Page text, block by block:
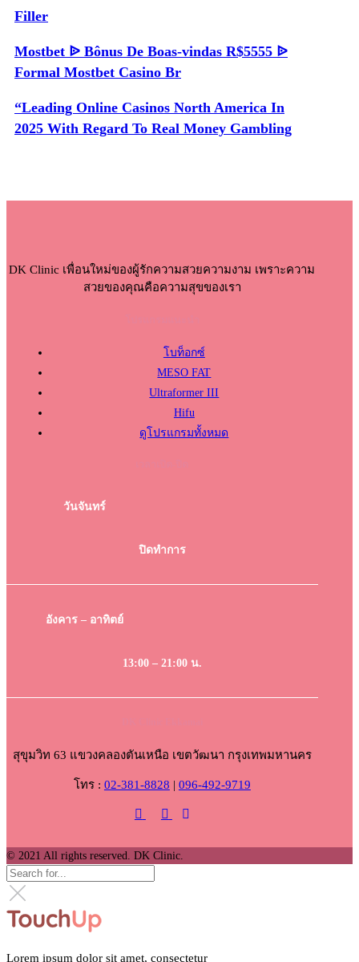
Filler
Mostbet ᐉ Bônus De Boas-vindas R$5555 ᐉ
Formal Mostbet Casino Br
“Leading Online Casinos North America In
2025 With Regard To Real Money Gambling
DK Clinic เพื่อนใหม่ของผู้รักความสวยความงาม เพราะความ
สวยของคุณคือความสุขของเรา
โบท็อกซ์
MESO FAT
Ultraformer III
Hifu
ดูโปรแกรมทั้งหมด
วันจันทร์
ปิดทำการ
อังคาร – อาทิตย์
13:00 – 21:00 น.
สุขุมวิท 63 แขวงคลองตันเหนือ เขตวัฒนา กรุงเทพมหานคร
โทร : 02-381-8828 | 096-492-9719
© 2021 All rights reserved. DK Clinic.
Lorem ipsum dolor sit amet, consectetur